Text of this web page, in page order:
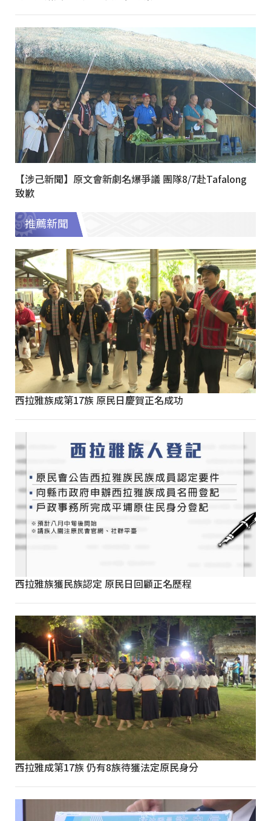
【涉己新聞】原文會新劇名爆爭議 團隊8/7赴Tafalong
致歉
推薦新聞
西拉雅族成第17族 原民日慶賀正名成功
西拉雅族獲民族認定 原民日回顧正名歷程
西拉雅成第17族 仍有8族待獲法定原民身分